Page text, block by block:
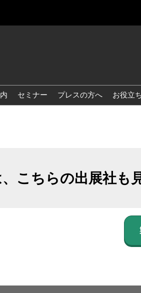
ティグ
セミナー プレスの方へ お役立
こちらの出展社も